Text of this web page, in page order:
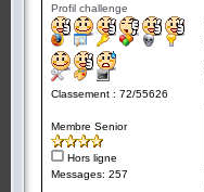
Profil challenge
Classement : 72/55626
Membre Senior
Hors ligne
Messages: 257